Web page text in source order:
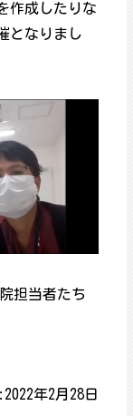
作成したりな
となりまし
担当者たち
年2月28日